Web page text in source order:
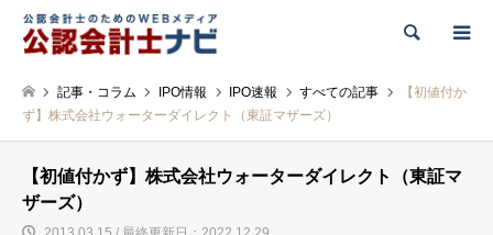
検索
記事・コラム IPO情報 IPO速報 すべての記事
【初値付か
ず】株式会社ウォーターダイレクト（東証マザーズ）
【初値付かず】株式会社ウォーターダイレクト（東証マ
ザーズ）